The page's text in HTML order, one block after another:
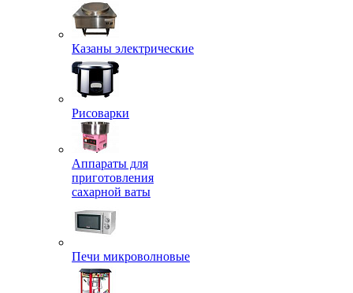
Казаны электрические
Рисоварки
Аппараты для
приготовления
сахарной ваты
Печи микроволновые